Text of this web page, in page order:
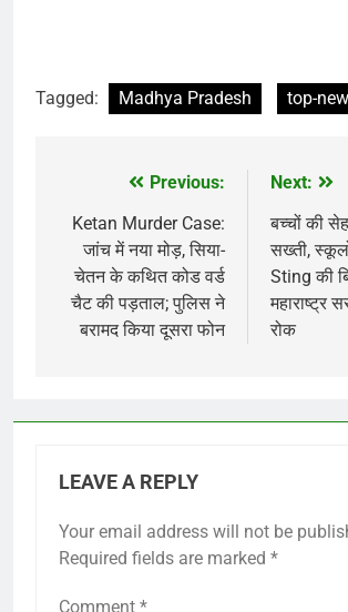
Tagged: Madhya Pradesh top-
navigation
Previous:
Ketan Murder Case:
जांच में नया मोड़, सिया-
चेतन के कथित कोड वर्ड
चैट की पड़ताल; पुलिस ने
बरामद किया दूसरा फोन
Next:
बच्चों की
सख्ती,
Sting की
महाराष्ट्र
रोक
LEAVE A REPLY
Your email address will not be
Required fields are marked *
Comment *